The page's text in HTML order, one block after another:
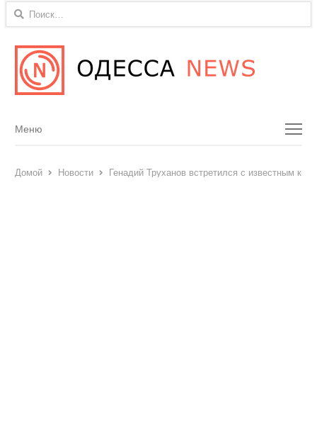
Найти:
Menu
Меню
Домой Новости Генадий Труханов встретился с известным